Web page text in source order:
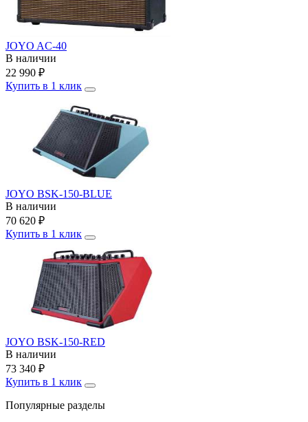
JOYO AC-40
В наличии
22 990 ₽
Купить в 1 клик
JOYO BSK-150-BLUE
В наличии
70 620 ₽
Купить в 1 клик
JOYO BSK-150-RED
В наличии
73 340 ₽
Купить в 1 клик
Популярные разделы